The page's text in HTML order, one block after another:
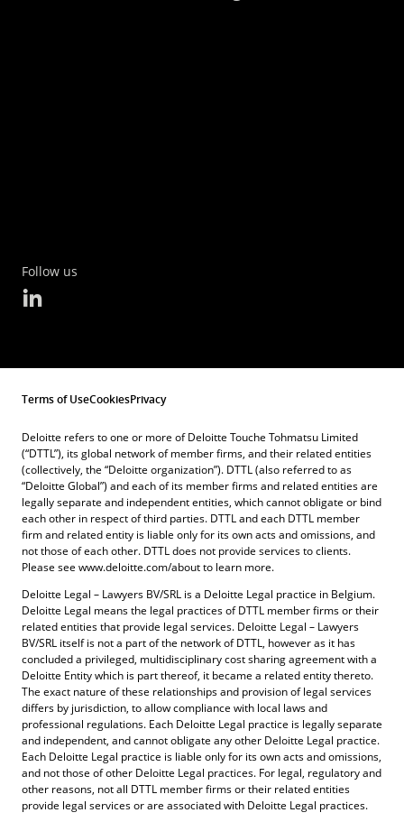
Follow us
Terms of UseCookiesPrivacy
Deloitte refers to one or more of Deloitte Touche Tohmatsu Limited
(“DTTL”), its global network of member firms, and their related entities
(collectively, the “Deloitte organization”). DTTL (also referred to as
“Deloitte Global”) and each of its member firms and related entities are
legally separate and independent entities, which cannot obligate or bind
each other in respect of third parties. DTTL and each DTTL member
firm and related entity is liable only for its own acts and omissions, and
not those of each other. DTTL does not provide services to clients.
Please see www.deloitte.com/about to learn more.
Deloitte Legal – Lawyers BV/SRL is a Deloitte Legal practice in Belgium.
Deloitte Legal means the legal practices of DTTL member firms or their
related entities that provide legal services. Deloitte Legal – Lawyers
BV/SRL itself is not a part of the network of DTTL, however as it has
concluded a privileged, multidisciplinary cost sharing agreement with a
Deloitte Entity which is part thereof, it became a related entity thereto.
The exact nature of these relationships and provision of legal services
differs by jurisdiction, to allow compliance with local laws and
professional regulations. Each Deloitte Legal practice is legally separate
and independent, and cannot obligate any other Deloitte Legal practice.
Each Deloitte Legal practice is liable only for its own acts and omissions,
and not those of other Deloitte Legal practices. For legal, regulatory and
other reasons, not all DTTL member firms or their related entities
provide legal services or are associated with Deloitte Legal practices.